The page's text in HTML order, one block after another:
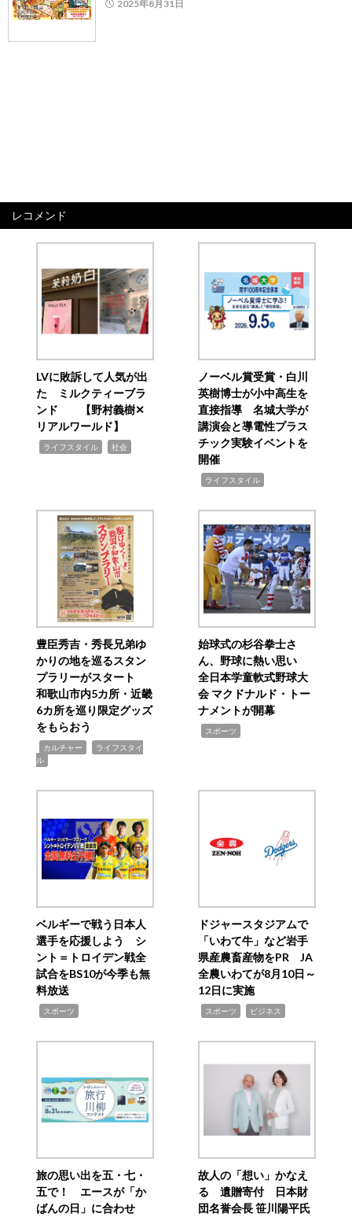
2025年8月31日
レコメンド
LVに敗訴して人気が出
た ミルクティーブラ
ンド 【野村義樹✕
リアルワールド】
ライフスタイル 社会
ノーベル賞受賞・白川
英樹博士が小中高生を
直接指導 名城大学が
講演会と導電性プラス
チック実験イベントを
開催
ライフスタイル
豊臣秀吉・秀長兄弟ゆ
かりの地を巡るスタン
プラリーがスタート
和歌山市内5カ所・近畿
6カ所を巡り限定グッズ
をもらおう
カルチャー
ライフスタイ
ル
始球式の杉谷拳士さ
ん、野球に熱い思い
全日本学童軟式野球大
会 マクドナルド・トー
ナメントが開幕
スポーツ
ベルギーで戦う日本人
選手を応援しよう シ
ント＝トロイデン戦全
試合をBS10が今季も無
料放送
スポーツ
ドジャースタジアムで
「いわて牛」など岩手
県産農畜産物をPR JA
全農いわてが8月10日～
12日に実施
スポーツ ビジネス
旅の思い出を五・七・
五で！ エースが「か
ばんの日」に合わせ
故人の「想い」かなえ
る 遺贈寄付 日本財
団名誉会長 笹川陽平氏